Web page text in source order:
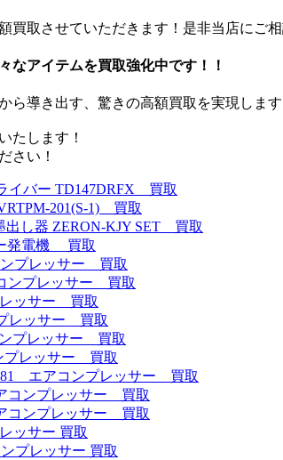
買取させていただきます！是非当店にご相
なアイテムを買取強化中です！！
ら導き出す、驚きの高額買取を実現します
たします！
さい！
イバー TD147DRFX 買取
201(S-1) 買取
出し器 ZERON-KJY SET 買取
発電機 買取
ンプレッサー 買取
ンプレッサー 買取
レッサー 買取
レッサー 買取
プレッサー 買取
レッサー 買取
エアコンプレッサー 買取
ンプレッサー 買取
ンプレッサー 買取
ッサー 買取
プレッサー 買取